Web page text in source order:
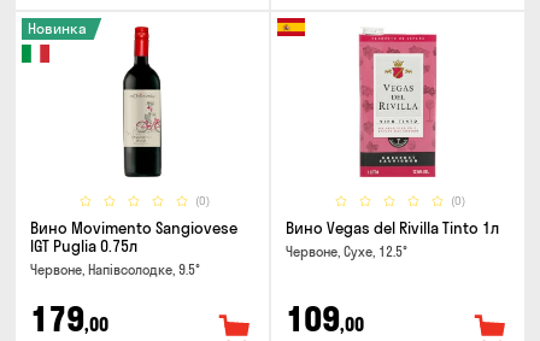
(0)
Новинка
Вино Movimento Sangiovese
IGT Puglia 0.75л
Червоне, Напівсолодке, 9.5°
179,00
(0)
Вино Vegas del Rivilla Tinto 1л
Червоне, Сухе, 12.5°
109,00